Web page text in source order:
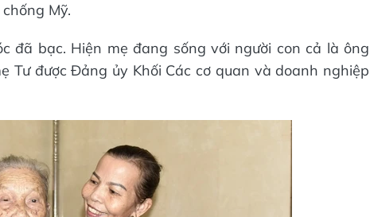
Mỹ.
đã bạc. Hiện mẹ đang sống với người con cả là ông
Tư được Đảng ủy Khối Các cơ quan và doanh nghiệp